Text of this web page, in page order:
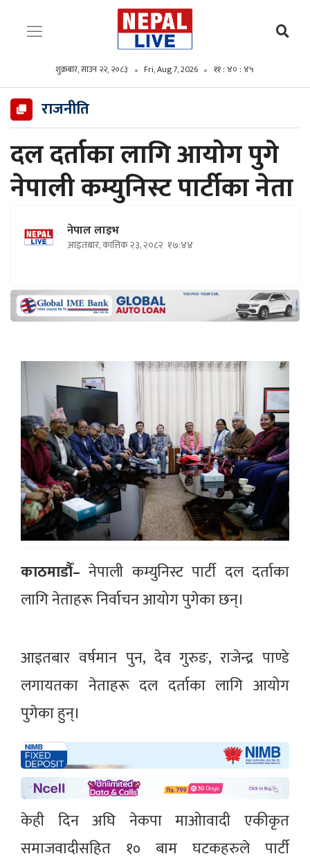
शुक्रबार, साउन २२, २०८३ Fri, Aug 7, 2026 ११ : ४० : ४७
राजनीति
दल दर्ताका लागि आयोग पुगे
नेपाली कम्युनिस्ट पार्टीका नेता
नेपाल लाइभ
आइतबार, कात्तिक २३, २०८२ १७:४४
काठमाडौँ– नेपाली कम्युनिस्ट पार्टी दल दर्ताका
लागि नेताहरू निर्वाचन आयोग पुगेका छन्।
आइतबार वर्षमान पुन, देव गुरुङ, राजेन्द्र पाण्डे
लगायतका नेताहरू दल दर्ताका लागि आयोग
पुगेका हुन्।
केही दिन अघि नेकपा माओावादी एकीकृत
समाजवादीसहित १० बाम घटकहरुले पार्टी